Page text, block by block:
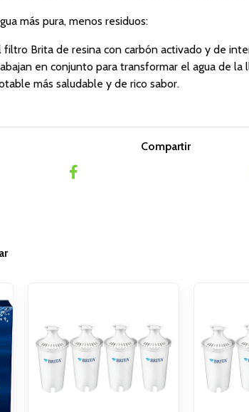
más pura, menos residuos:
filtro Brita de resina con carbón activado y de
en conjunto para transformar el agua de la
más saludable y de rico sabor.
Compartir